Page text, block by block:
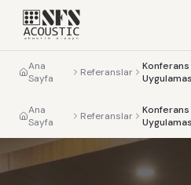
Ana
Sayfa
Referanslar
Konferans
Ana
Sayfa
Referanslar
Konferans